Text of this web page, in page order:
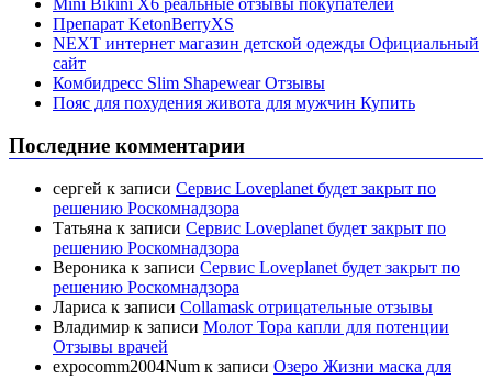
Mini Bikini X6 реальные отзывы покупателей
Препарат KetonBerryХS
NEXT интернет магазин детской одежды Официальный
сайт
Комбидресс Slim Shapewear Отзывы
Пояс для похудения живота для мужчин Купить
Последние комментарии
сергей к записи Сервис Loveplanet будет закрыт по
решению Роскомнадзора
Татьяна к записи Сервис Loveplanet будет закрыт по
решению Роскомнадзора
Вероника к записи Сервис Loveplanet будет закрыт по
решению Роскомнадзора
Лариса к записи Collamask отрицательные отзывы
Владимир к записи Молот Тора капли для потенции
Отзывы врачей
expocomm2004Num к записи Озеро Жизни маска для